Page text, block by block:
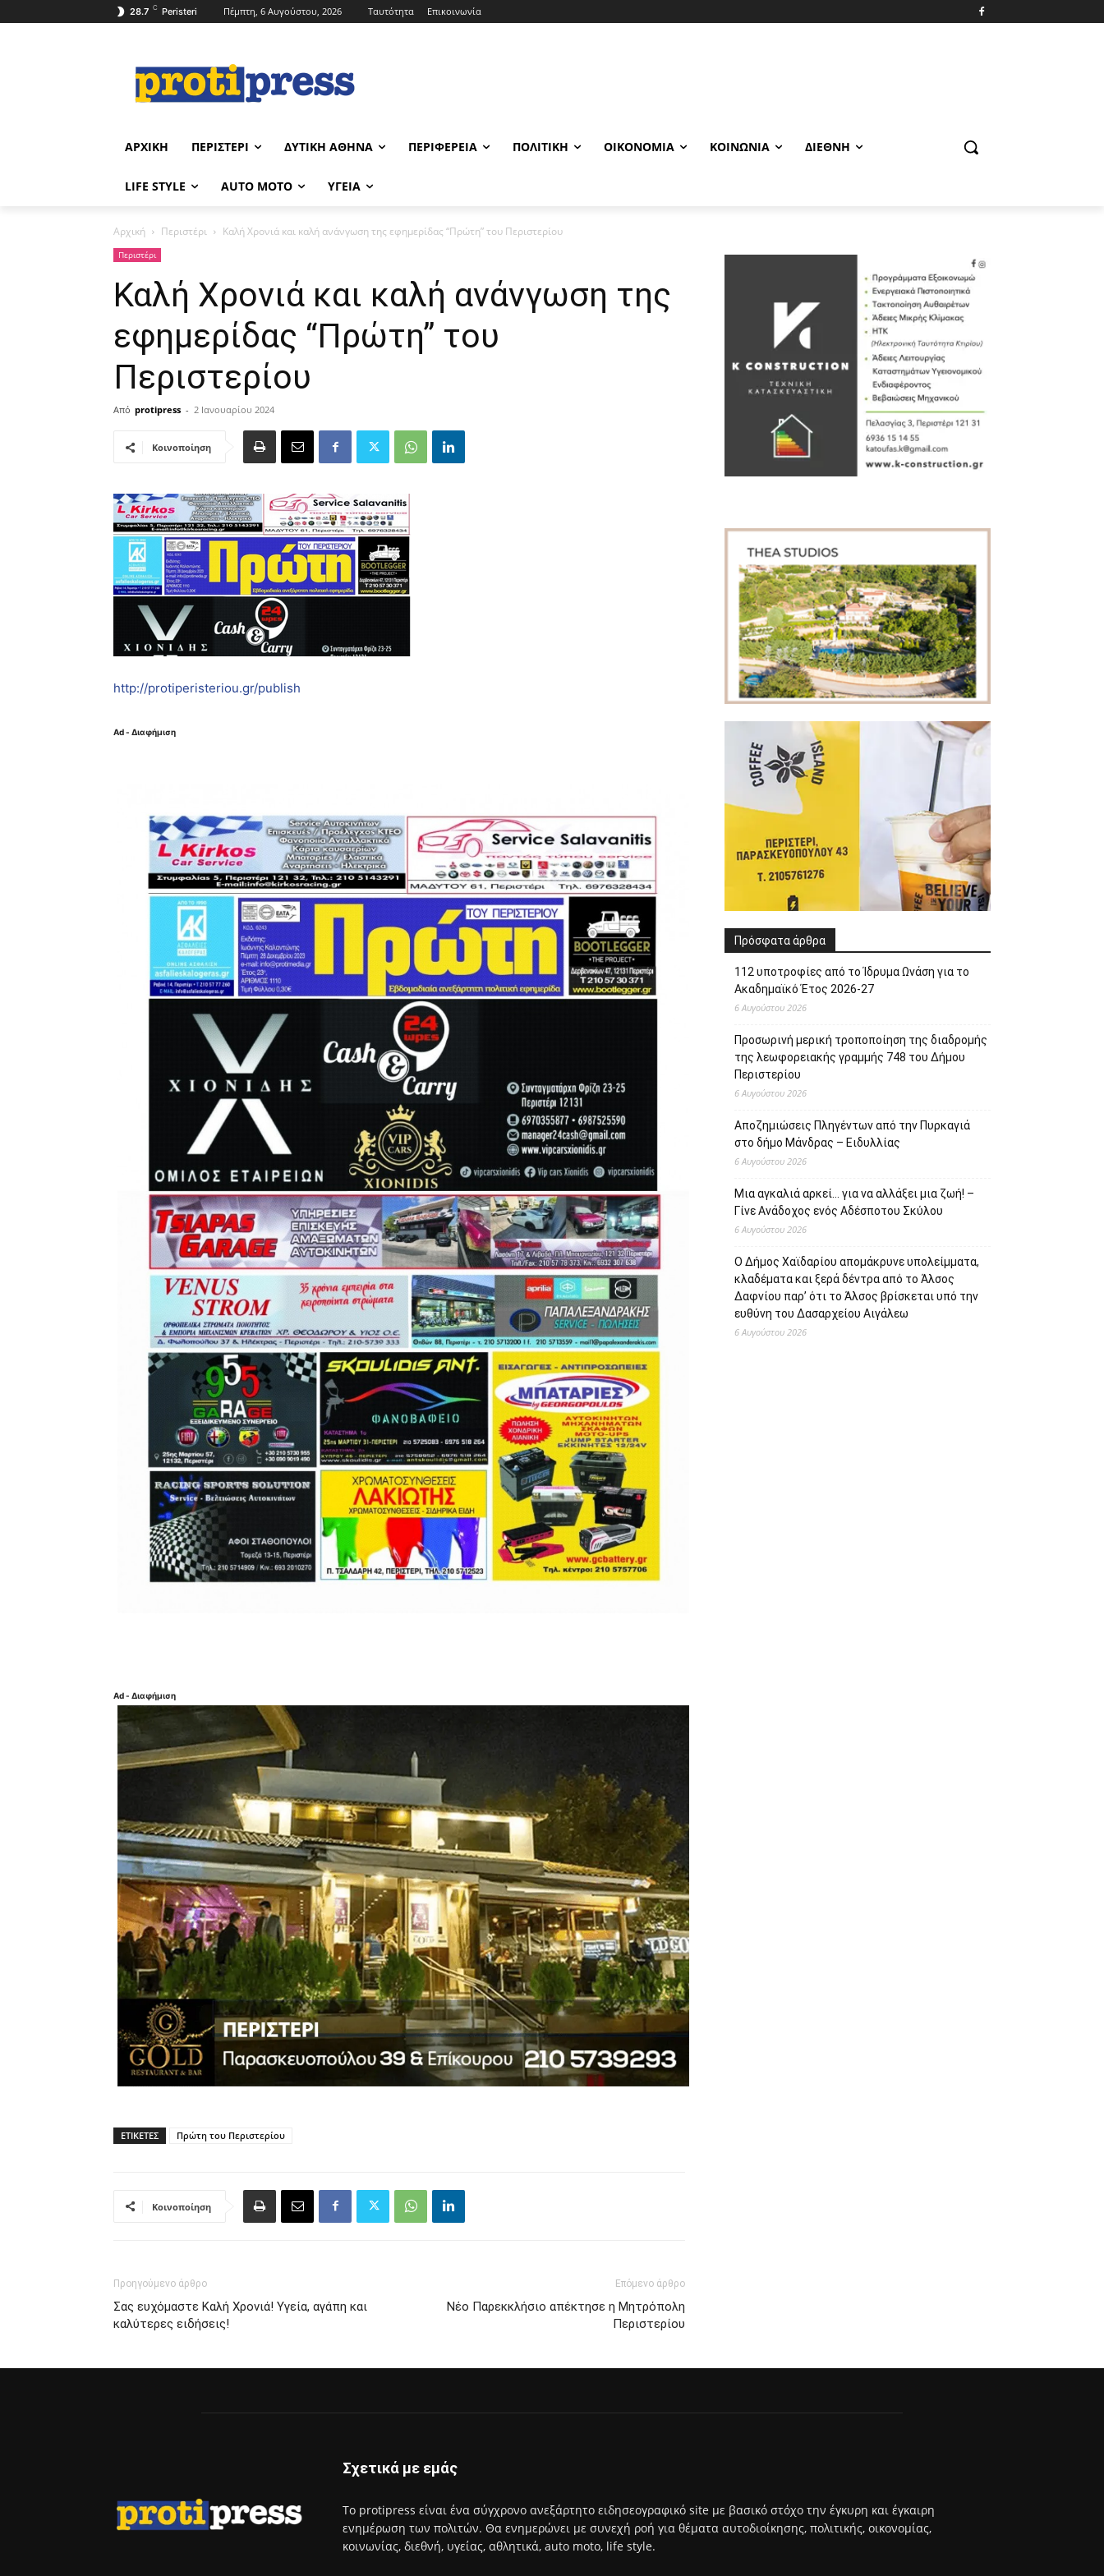
28.7 C Peristeri Πέμπτη, 6 Αυγούστου, 2026 Ταυτότητα Επικοινωνία
ΑΡΧΙΚΉ ΠΕΡΙΣΤΈΡΙ ΔΥΤΙΚΉ ΑΘΉΝΑ ΠΕΡΙΦΈΡΕΙΑ ΠΟΛΙΤΙΚΉ ΟΙΚΟΝΟΜΊΑ ΚΟΙΝΩΝΊΑ ΔΙΕΘΝΉ
LIFE STYLE AUTO MOTO ΥΓΕΊΑ
Αρχική Περιστέρι Καλή Χρονιά και καλή ανάνγωση της εφημερίδας “Πρώτη” του Περιστερίου
Περιστέρι
Καλή Χρονιά και καλή ανάνγωση της
εφημερίδας “Πρώτη” του
Περιστερίου
Από protipress - 2 Ιανουαρίου 2024
Κοινοποίηση
http://protiperisteriou.gr/publish
Ad - Διαφήμιση
Ad - Διαφήμιση
ΕΤΙΚΈΤΕΣ Πρώτη του Περιστερίου
Κοινοποίηση
Προηγούμενο άρθρο
Σας ευχόμαστε Καλή Χρονιά! Υγεία, αγάπη και
καλύτερες ειδήσεις!
Επόμενο άρθρο
Νέο Παρεκκλήσιο απέκτησε η Μητρόπολη
Περιστερίου
Πρόσφατα άρθρα
112 υποτροφίες από το Ίδρυμα Ωνάση για το
Ακαδημαϊκό Έτος 2026-27
6 Αυγούστου 2026
Προσωρινή μερική τροποποίηση της διαδρομής
της λεωφορειακής γραμμής 748 του Δήμου
Περιστερίου
6 Αυγούστου 2026
Αποζημιώσεις Πληγέντων από την Πυρκαγιά
στο δήμο Μάνδρας – Ειδυλλίας
6 Αυγούστου 2026
Μια αγκαλιά αρκεί… για να αλλάξει μια ζωή! –
Γίνε Ανάδοχος ενός Αδέσποτου Σκύλου
6 Αυγούστου 2026
Ο Δήμος Χαϊδαρίου απομάκρυνε υπολείμματα,
κλαδέματα και ξερά δέντρα από το Άλσος
Δαφνίου παρ’ ότι το Άλσος βρίσκεται υπό την
ευθύνη του Δασαρχείου Αιγάλεω
6 Αυγούστου 2026
Σχετικά με εμάς
Το protipress είναι ένα σύγχρονο ανεξάρτητο ειδησεογραφικό site με βασικό στόχο την έγκυρη και έγκαιρη
ενημέρωση των πολιτών. Θα ενημερώνει με συνεχή ροή για θέματα αυτοδιοίκησης, πολιτικής, οικονομίας,
κοινωνίας, διεθνή, υγείας, αθλητικά, auto moto, life style.